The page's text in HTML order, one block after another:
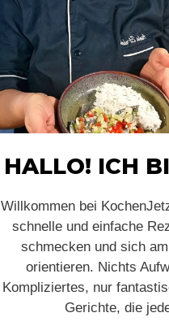
HALLO! ICH
Willkommen bei
schnelle und einfache
schmecken und sich
orientieren. Nichts
Kompliziertes, nur
Gerichte, die